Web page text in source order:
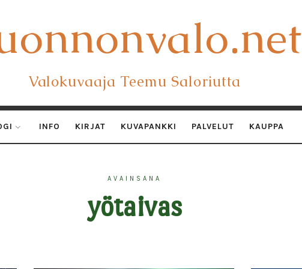
Valokuvaaja Teemu Saloriutta
INFO KIRJAT KUVAPANKKI PALVELUT KAUPPA
AVAINSANA
yötaivas